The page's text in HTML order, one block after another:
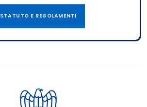
STATUTO E REGOLAMENTI